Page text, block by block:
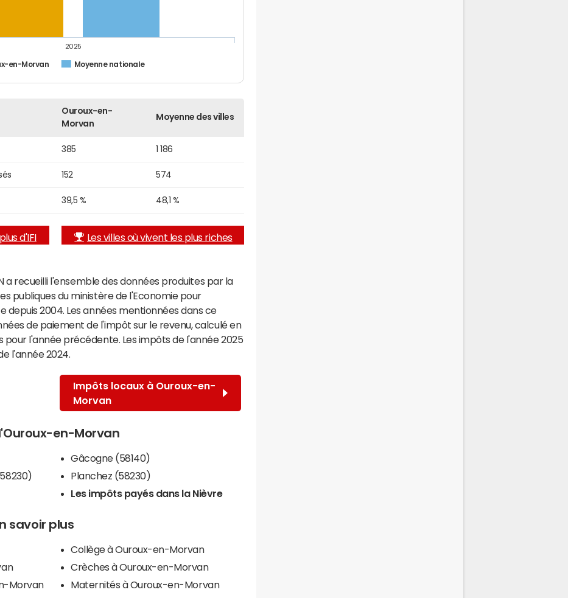
en-Morvan Moyenne nationale
2025
Ouroux-en-
Morvan
Moyenne des villes
385 1 186
152 574
39,5 % 48,1 %
d'IFI Les villes où vivent les plus riches
a recueilli l'ensemble des données produites par la
publiques du ministère de l'Economie pour
depuis 2004. Les années mentionnées dans ce
de paiement de l'impôt sur le revenu, calculé en
l'année précédente. Les impôts de l'année 2025
l'année 2024.
Impôts locaux à Ouroux-en-
Morvan
en-Morvan
Gâcogne (58140)
Planchez (58230)
Les impôts payés dans la Nièvre
savoir plus
Morvan
Collège à Ouroux-en-Morvan
Crèches à Ouroux-en-Morvan
Maternités à Ouroux-en-Morvan